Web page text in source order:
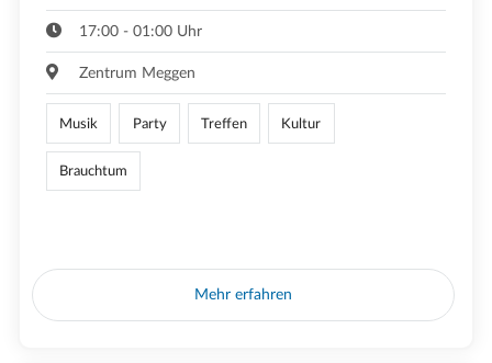
17:00 - 01:00 Uhr
Zentrum Meggen
Musik Party Treffen Kultur
Brauchtum
Mehr erfahren